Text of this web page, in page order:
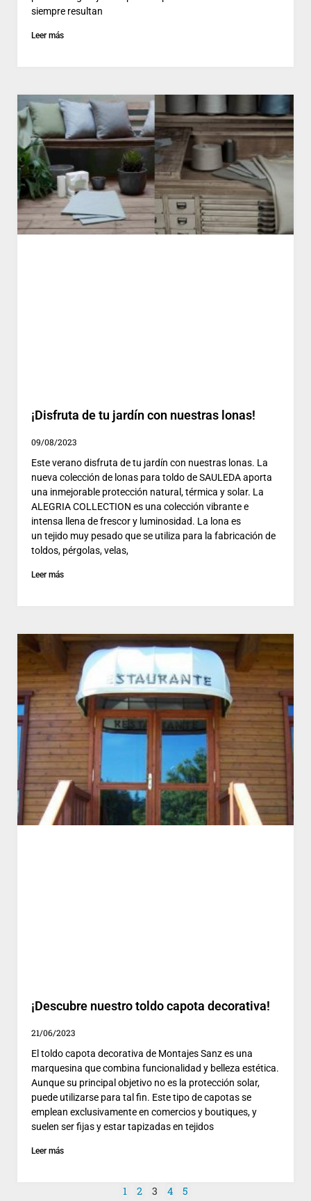
siempre resultan
Leer más
¡Disfruta de tu jardín con nuestras lonas!
09/08/2023
Este verano disfruta de tu jardín con nuestras lonas. La
nueva colección de lonas para toldo de SAULEDA aporta
una inmejorable protección natural, térmica y solar. La
ALEGRIA COLLECTION es una colección vibrante e
intensa llena de frescor y luminosidad. La lona es
un tejido muy pesado que se utiliza para la fabricación de
toldos, pérgolas, velas,
Leer más
¡Descubre nuestro toldo capota decorativa!
21/06/2023
El toldo capota decorativa de Montajes Sanz es una
marquesina que combina funcionalidad y belleza estética.
Aunque su principal objetivo no es la protección solar,
puede utilizarse para tal fin. Este tipo de capotas se
emplean exclusivamente en comercios y boutiques, y
suelen ser fijas y estar tapizadas en tejidos
Leer más
1 2 3 4 5